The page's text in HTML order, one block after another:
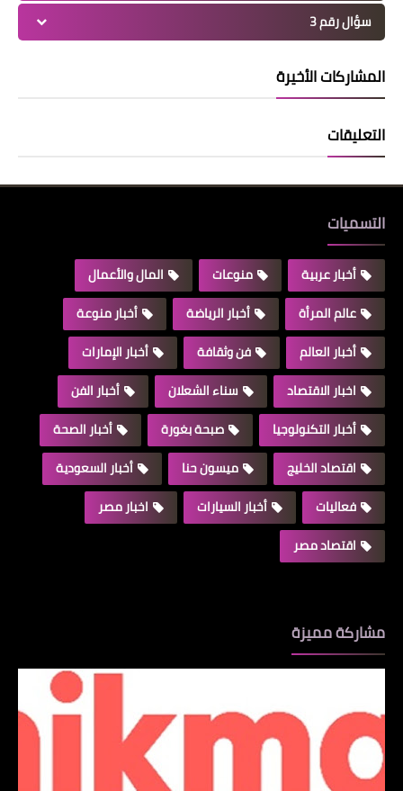
سؤال رقم 3
المشاركات الأخيرة
التعليقات
التسميات
أخبار عربية منوعات
المال والأعمال
عالم المرأة
أخبار الرياضة
أخبار منوعة
أخبار العالم
فن وثقافة
أخبار الإمارات
اخبار الاقتصاد
سناء الشعلان
أخبار الفن
أخبار التكنولوجيا
صبحة بغورة
أخبار الصحة
اقتصاد الخليج
ميسون حنا
أخبار السعودية
فعاليات
أخبار السيارات
اخبار مصر
اقتصاد مصر
مشاركة مميزة